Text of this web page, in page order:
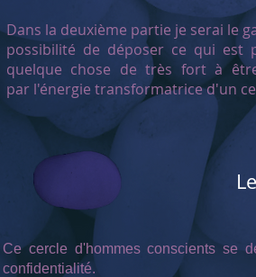
Ce cercle d'hommes conscients se
confidentialité.
Dans la deuxième partie je serai le
possibilité de déposer ce qui est
quelque chose de très fort à
par l'énergie transformatrice d'un